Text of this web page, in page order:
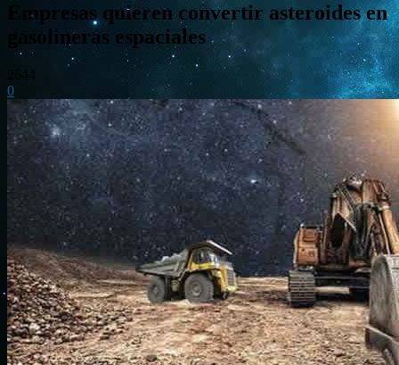
Empresas quieren convertir asteroides en
gasolineras espaciales
0